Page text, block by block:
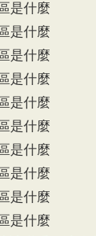
是什麼
是什麼
是什麼
是什麼
是什麼
是什麼
是什麼
是什麼
是什麼
是什麼